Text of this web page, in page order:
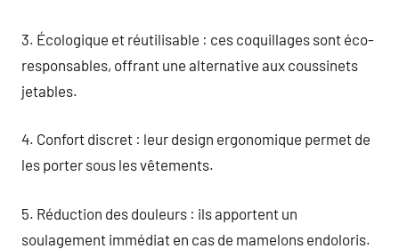
3. Écologique et réutilisable : ces coquillages sont éco-
responsables, offrant une alternative aux coussinets
jetables.
4. Confort discret : leur design ergonomique permet de
les porter sous les vêtements.
5. Réduction des douleurs : ils apportent un
soulagement immédiat en cas de mamelons endoloris.